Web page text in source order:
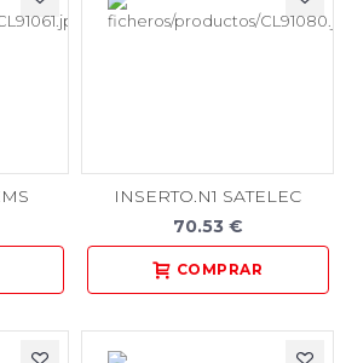
INSERTO.N1 SATELEC
70.53 €